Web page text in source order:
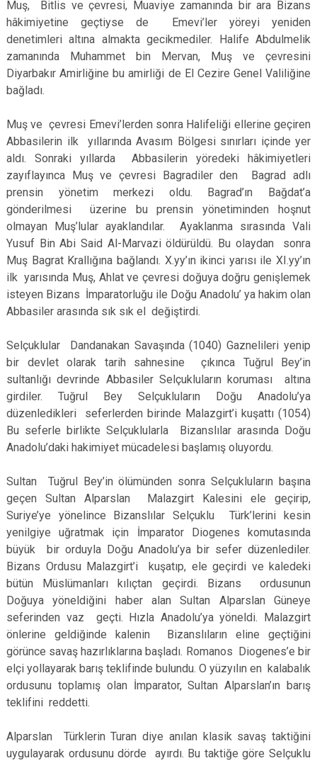
Muş, Bitlis ve çevresi, Muaviye zamanında bir ara Bizans
hâkimiyetine geçtiyse de Emevi’ler yöreyi yeniden
denetimleri altına almakta gecikmediler. Halife Abdulmelik
zamanında Muhammet bin Mervan, Muş ve çevresini
Diyarbakır Amirliğine bu amirliği de El Cezire Genel Valiliğine
bağladı.
Muş ve çevresi Emevi’lerden sonra Halifeliği ellerine geçiren
Abbasilerin ilk yıllarında Avasım Bölgesi sınırları içinde yer
aldı. Sonraki yıllarda Abbasilerin yöredeki hâkimiyetleri
zayıflayınca Muş ve çevresi Bagradiler den Bagrad adlı
prensin yönetim merkezi oldu. Bagrad’ın Bağdat’a
gönderilmesi üzerine bu prensin yönetiminden hoşnut
olmayan Muş’lular ayaklandılar. Ayaklanma sırasında Vali
Yusuf Bin Abi Said Al-Marvazi öldürüldü. Bu olaydan sonra
Muş Bagrat Krallığına bağlandı. X.yy’ın ikinci yarısı ile XI.yy’ın
ilk yarısında Muş, Ahlat ve çevresi doğuya doğru genişlemek
isteyen Bizans İmparatorluğu ile Doğu Anadolu’ ya hakim olan
Abbasiler arasında sık sık el değiştirdi.
Selçuklular Dandanakan Savaşında (1040) Gaznelileri yenip
bir devlet olarak tarih sahnesine çıkınca Tuğrul Bey’in
sultanlığı devrinde Abbasiler Selçukluların koruması altına
girdiler. Tuğrul Bey Selçukluların Doğu Anadolu’ya
düzenledikleri seferlerden birinde Malazgirt’i kuşattı (1054)
Bu seferle birlikte Selçuklularla Bizanslılar arasında Doğu
Anadolu’daki hakimiyet mücadelesi başlamış oluyordu.
Sultan Tuğrul Bey’in ölümünden sonra Selçukluların başına
geçen Sultan Alparslan Malazgirt Kalesini ele geçirip,
Suriye’ye yönelince Bizanslılar Selçuklu Türk’lerini kesin
yenilgiye uğratmak için İmparator Diogenes komutasında
büyük bir orduyla Doğu Anadolu’ya bir sefer düzenlediler.
Bizans Ordusu Malazgirt’i kuşatıp, ele geçirdi ve kaledeki
bütün Müslümanları kılıçtan geçirdi. Bizans ordusunun
Doğuya yöneldiğini haber alan Sultan Alparslan Güneye
seferinden vaz geçti. Hızla Anadolu’ya yöneldi. Malazgirt
önlerine geldiğinde kalenin Bizanslıların eline geçtiğini
görünce savaş hazırlıklarına başladı. Romanos Diogenes’e bir
elçi yollayarak barış teklifinde bulundu. O yüzyılın en kalabalık
ordusunu toplamış olan İmparator, Sultan Alparslan’ın barış
teklifini reddetti.
Alparslan Türklerin Turan diye anılan klasik savaş taktiğini
uygulayarak ordusunu dörde ayırdı. Bu taktiğe göre Selçuklu